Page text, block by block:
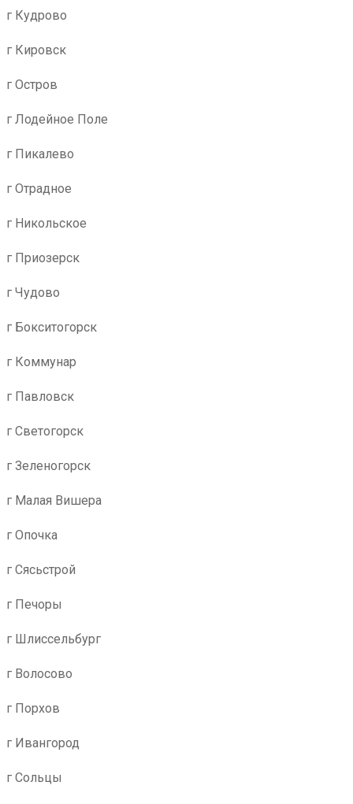
г Кудрово
г Кировск
г Остров
г Лодейное Поле
г Пикалево
г Отрадное
г Никольское
г Приозерск
г Чудово
г Бокситогорск
г Коммунар
г Павловск
г Светогорск
г Зеленогорск
г Малая Вишера
г Опочка
г Сясьстрой
г Печоры
г Шлиссельбург
г Волосово
г Порхов
г Ивангород
г Сольцы